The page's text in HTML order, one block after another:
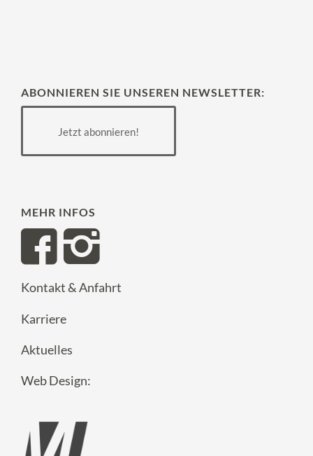
ABONNIEREN SIE UNSEREN NEWSLETTER:
Jetzt abonnieren!
MEHR INFOS
Kontakt & Anfahrt
Karriere
Aktuelles
Web Design: